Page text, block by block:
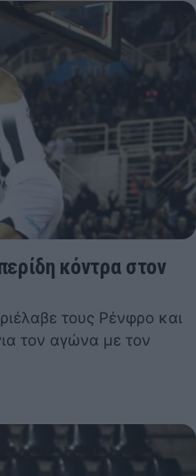
κόντρα στον
τους Ρένφρο και
τον αγώνα με τον